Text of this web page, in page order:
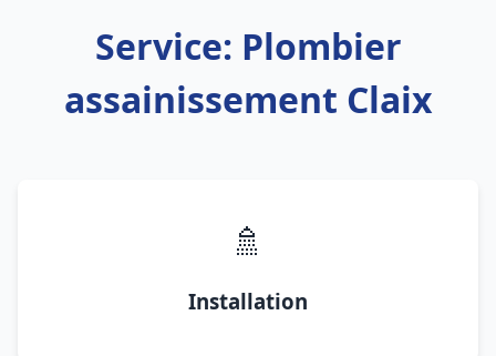
Service: Plombier
assainissement Claix
🚿
Installation